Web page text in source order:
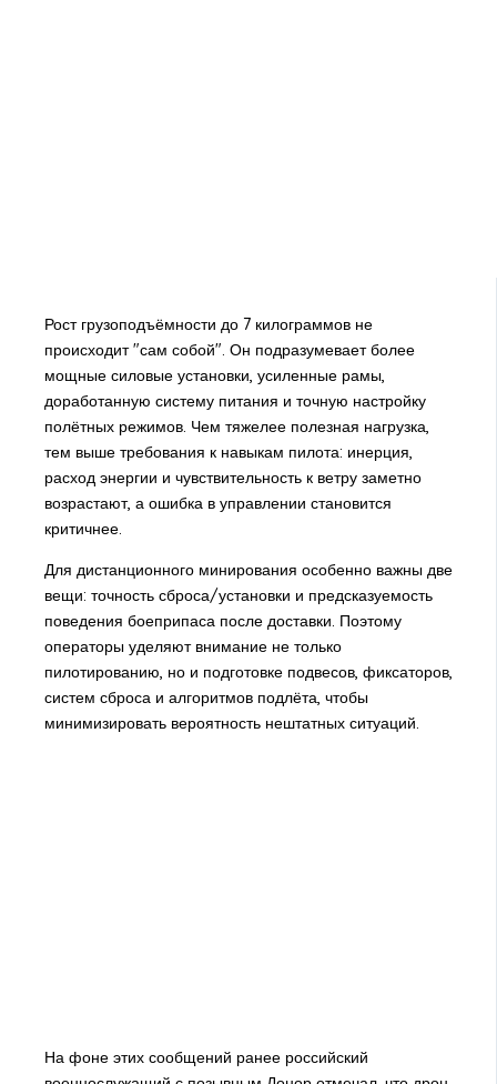
Рост грузоподъёмности до 7 килограммов не
происходит "сам собой". Он подразумевает более
мощные силовые установки, усиленные рамы,
доработанную систему питания и точную настройку
полётных режимов. Чем тяжелее полезная нагрузка,
тем выше требования к навыкам пилота: инерция,
расход энергии и чувствительность к ветру заметно
возрастают, а ошибка в управлении становится
критичнее.
Для дистанционного минирования особенно важны две
вещи: точность сброса/установки и предсказуемость
поведения боеприпаса после доставки. Поэтому
операторы уделяют внимание не только
пилотированию, но и подготовке подвесов, фиксаторов,
систем сброса и алгоритмов подлёта, чтобы
минимизировать вероятность нештатных ситуаций.
На фоне этих сообщений ранее российский